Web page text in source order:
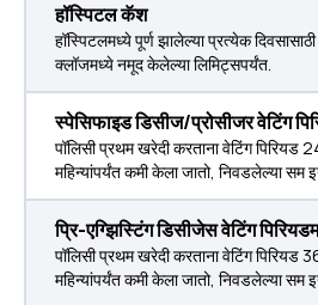
हॉस्पिटल कॅश
हॉस्पिटलमध्ये पूर्ण झालेल्या प्रत्येक
क्लॉजमध्ये नमूद केलेल्या लिमिट्सपर्यंत.
स्पेसिफाइड डिसीज/प्रोसीजर वेटिंग
पॉलिसी प्रथम खरेदी करताना वेटिंग पिरियड
महिन्यांपर्यंत कमी केला जातो, निवडलेल्या सम
प्रि-एग्झिस्टिंग डिसीजेस वेटिंग
पॉलिसी प्रथम खरेदी करताना वेटिंग पिरियड
महिन्यांपर्यंत कमी केला जातो, निवडलेल्या सम